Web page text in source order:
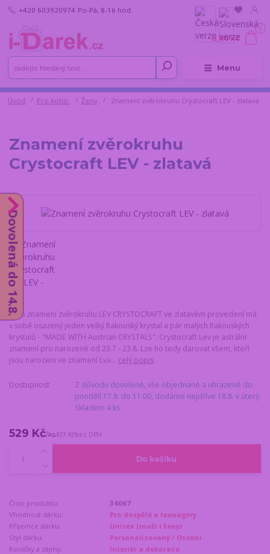
Menu
+420 603920974 Po-Pá, 8-16 hod.
0
0,00 Kč
Úvod Pro koho Ženy Znamení zvěrokruhu Crystocraft LEV - zlatavá
Znamení zvěrokruhu
Crystocraft LEV - zlatavá
Toto znamení zvěrokruhu LEV CRYSTOCRAFT ve zlatavém provedení má
v sobě osazený jeden velký Rakouský krystal a pár malých Rakouských
krystalů - "MADE WITH Austrian CRYSTALS". Crystocraft Lev je astrální
znamení pro narozené od 23.7 - 23.8. Lze ho tedy darovat všem, kteří
jsou narozeni ve znamení Lva... celý popis
Dostupnost
Z důvodu dovolené, vše objednané a uhrazené do
pondělí 17.8. do 11:00, dodáme nejdříve 18.8. v úterý.
Skladem 4 ks
529 Kč/ks437 Kčbez DPH
Do košíku
Číslo produktu:
34067
Vhodnost dárku:
Pro dospělé a teenagery
Příjemce dárku:
Unisex (muži i ženy)
Styl dárku:
Personalizovaný / Osobní
Koníčky a zájmy:
Interiér a dekorace
Dovolená do 14.8.